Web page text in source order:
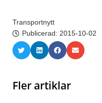
Transportnytt
Publicerad: 2015-10-02
Fler artiklar